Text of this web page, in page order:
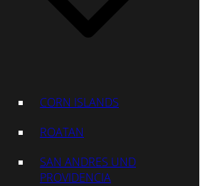
CORN ISLANDS
ROATAN
SAN ANDRES UND
PROVIDENCIA